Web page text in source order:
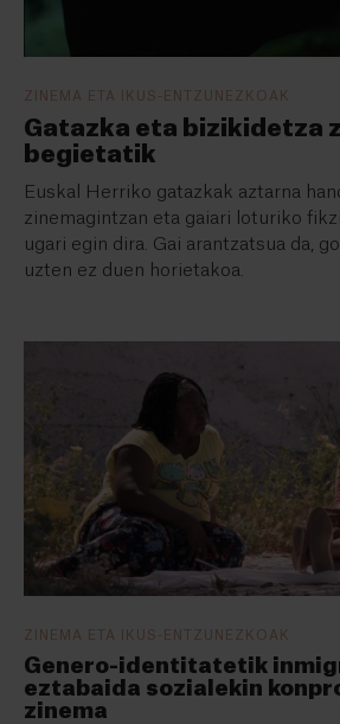
ZINEMA ETA IKUS-ENTZUNEZKOAK
Gatazka eta bizikidetza
begietatik
Euskal Herriko gatazkak aztarna
zinemagintzan eta gaiari loturiko
ugari egin dira. Gai arantzatsua da,
uzten ez duen horietakoa.
ZINEMA ETA IKUS-ENTZUNEZKOAK
Genero-identitatetik
eztabaida sozialekin
zinema